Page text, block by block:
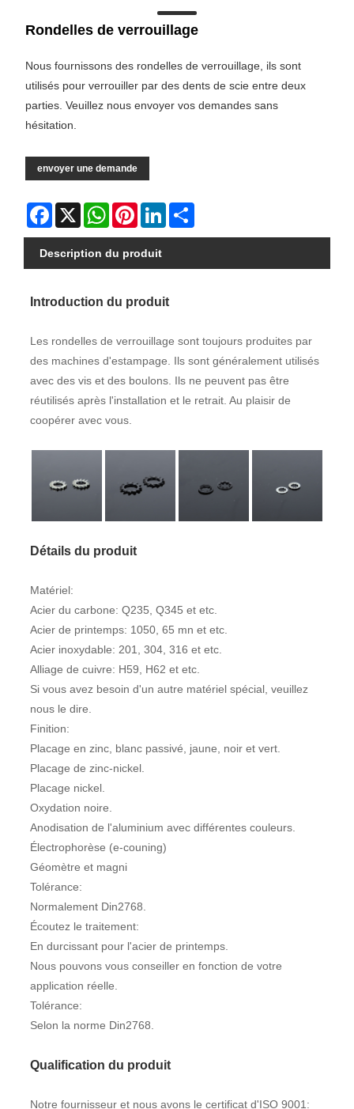
Rondelles de verrouillage
Nous fournissons des rondelles de verrouillage, ils sont
utilisés pour verrouiller par des dents de scie entre deux
parties. Veuillez nous envoyer vos demandes sans
hésitation.
envoyer une demande
Facebook
X WhatsAppPinterestLinkedIn
Description du produit
Introduction du produit
Les rondelles de verrouillage sont toujours produites par
des machines d'estampage. Ils sont généralement utilisés
avec des vis et des boulons. Ils ne peuvent pas être
réutilisés après l'installation et le retrait. Au plaisir de
coopérer avec vous.
Détails du produit
Matériel:
Acier du carbone: Q235, Q345 et etc.
Acier de printemps: 1050, 65 mn et etc.
Acier inoxydable: 201, 304, 316 et etc.
Alliage de cuivre: H59, H62 et etc.
Si vous avez besoin d'un autre matériel spécial, veuillez
nous le dire.
Finition:
Placage en zinc, blanc passivé, jaune, noir et vert.
Placage de zinc-nickel.
Placage nickel.
Oxydation noire.
Anodisation de l'aluminium avec différentes couleurs.
Électrophorèse (e-couning)
Géomètre et magni
Tolérance:
Normalement Din2768.
Écoutez le traitement:
En durcissant pour l'acier de printemps.
Nous pouvons vous conseiller en fonction de votre
application réelle.
Tolérance:
Selon la norme Din2768.
Qualification du produit
Notre fournisseur et nous avons le certificat d'ISO 9001: